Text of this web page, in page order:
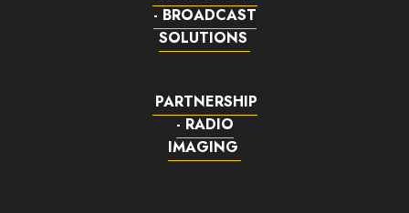
- BROADCAST
SOLUTIONS
PARTNERSHIP
- RADIO
IMAGING